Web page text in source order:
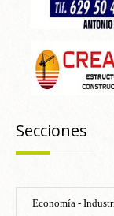
Secciones
Economía -